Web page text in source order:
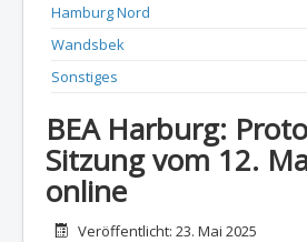
Hamburg Nord
Wandsbek
Sonstiges
BEA Harburg:
Sitzung vom 12.
online
DetailsVeröffentlicht: 23. Mai 2025